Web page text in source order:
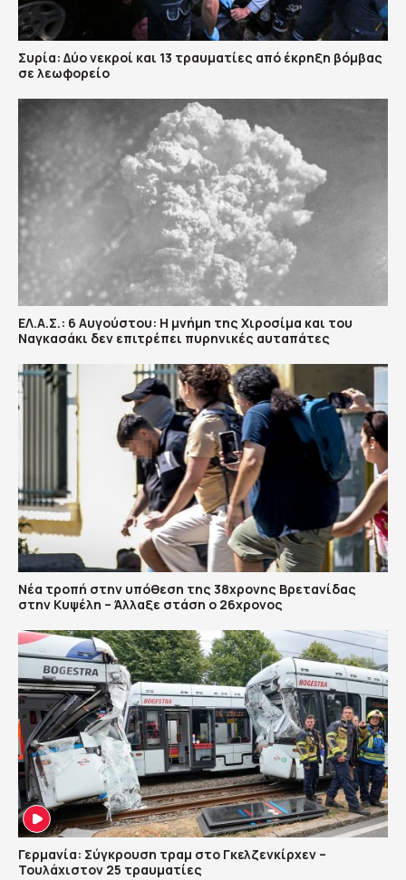
Συρία: Δύο νεκροί και 13 τραυματίες από έκρηξη βόμβας
σε λεωφορείο
ΕΛ.Α.Σ.: 6 Αυγούστου: Η μνήμη της Χιροσίμα και του
Ναγκασάκι δεν επιτρέπει πυρηνικές αυταπάτες
Νέα τροπή στην υπόθεση της 38χρονης Βρετανίδας
στην Κυψέλη – Άλλαξε στάση ο 26χρονος
Γερμανία: Σύγκρουση τραμ στο Γκελζενκίρχεν –
Τουλάχιστον 25 τραυματίες